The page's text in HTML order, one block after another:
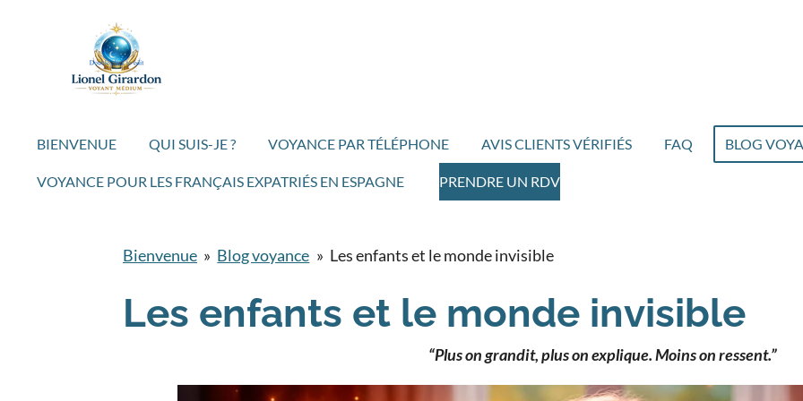
BIENVENUE QUI SUIS-JE ? VOYANCE PAR TÉLÉPHONE AVIS CLIENTS VÉRIFIÉS FAQ BLOG
VOYANCE POUR LES FRANÇAIS EXPATRIÉS EN ESPAGNE PRENDRE UN RDV
Bienvenue » Blog voyance » Les enfants et le monde invisible
Les enfants et le monde invisible
“Plus on grandit, plus on explique. Moins on ressent.”